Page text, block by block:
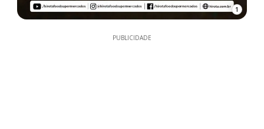
1
PUBLICIDADE